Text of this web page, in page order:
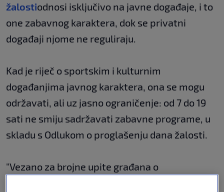
žalostiodnosi isključivo na javne događaje, i to
one zabavnog karaktera, dok se privatni
događaji njome ne reguliraju.
Kad je riječ o sportskim i kulturnim
događanjima javnog karaktera, ona se mogu
održavati, ali uz jasno ograničenje: od 7 do 19
sati ne smiju sadržavati zabavne programe, u
skladu s Odlukom o proglašenju dana žalosti​.
"Vezano za brojne upite građana o